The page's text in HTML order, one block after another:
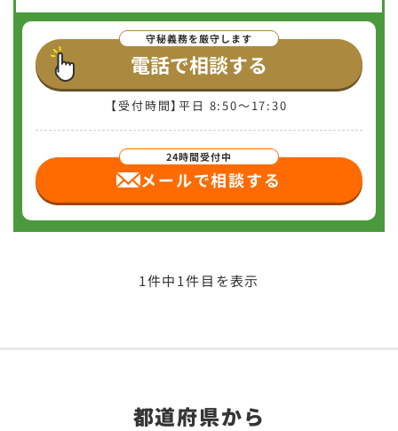
電話で相談する
【受付時間】平日 8:50〜17:30
メールで相談する
1件中1件目を表示
都道府県から